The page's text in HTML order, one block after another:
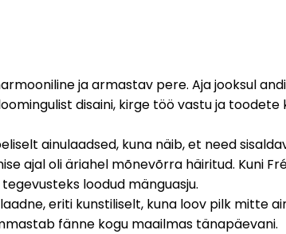
ja armastav pere. Aja jooksul
disaini, kirge töö vastu ja toodete
ainulaadsed, kuna näib, et need
ajal oli äriahel mõnevõrra häiritud. Kuni
loodud mänguasju.
eriti kunstiliselt, kuna loov pilk mitte
fänne kogu maailmas tänapäevani.